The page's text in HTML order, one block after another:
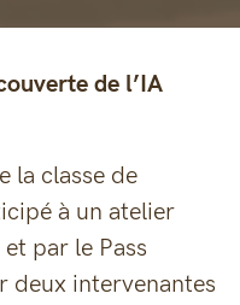
de l’IA
la classe de
à un atelier
par le Pass
deux intervenantes